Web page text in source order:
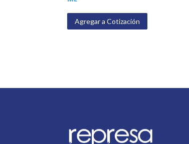
Agregar a Cotización